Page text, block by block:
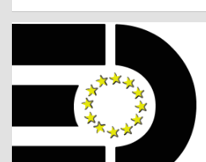
i
l
,